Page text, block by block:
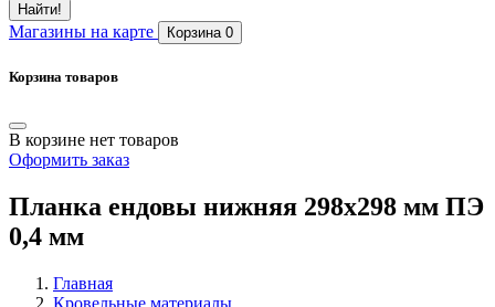
Найти!
Магазины на карте Корзина 0
Корзина товаров
В корзине нет товаров
Оформить заказ
Планка ендовы нижняя 298х298 мм ПЭ
0,4 мм
Главная